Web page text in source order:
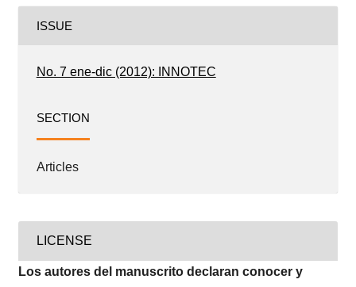
ISSUE
No. 7 ene-dic (2012): INNOTEC
SECTION
Articles
LICENSE
Los autores del manuscrito declaran conocer y